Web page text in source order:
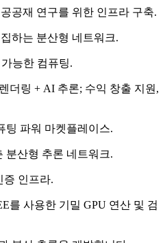
공재 연구를 위한 인프라 구축.
하는 분산형 네트워크.
능한 컴퓨팅.
더링 + AI 추론; 수익 창출 지원,
팅 파워 마켓플레이스.
분산형 추론 네트워크.
증 인프라.
를 사용한 기밀 GPU 연산 및 검